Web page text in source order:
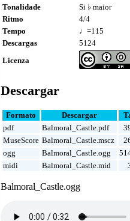
Tonalidade
Si ♭ maior
Ritmo
4/4
Tempo
♩=115
Descargas
5124
Licenza
Descargar
Formato Descargar
pdf
Balmoral_Castle.pdf
MuseScore Balmoral_Castle.mscz
ogg
Balmoral_Castle.ogg
midi
Balmoral_Castle.mid
Balmoral_Castle.ogg